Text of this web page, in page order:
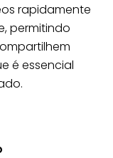
rapidamente
permitindo
é essencial